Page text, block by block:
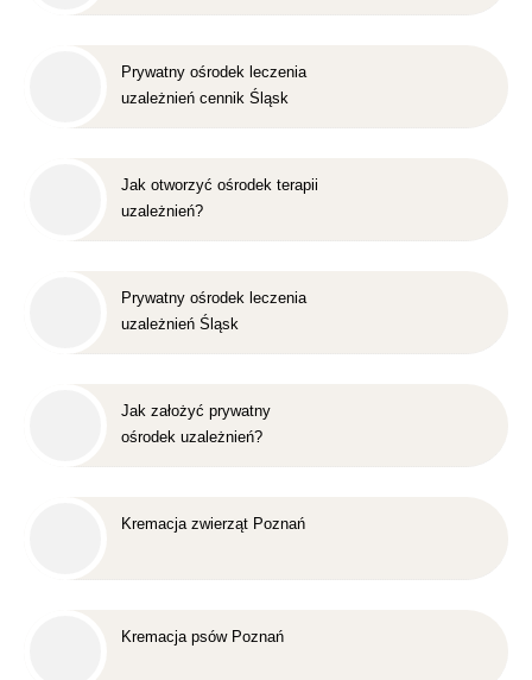
Prywatny ośrodek leczenia
uzależnień cennik Śląsk
Jak otworzyć ośrodek terapii
uzależnień?
Prywatny ośrodek leczenia
uzależnień Śląsk
Jak założyć prywatny
ośrodek uzależnień?
Kremacja zwierząt Poznań
Kremacja psów Poznań